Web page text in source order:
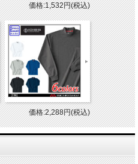
価格:1,532円(税込)
価格:2,288円(税込)